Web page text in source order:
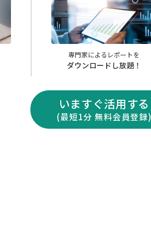
専門家によるレポートを
ダウンロードし放題！
いますぐ活用する
(最短1分 無料会員登録)